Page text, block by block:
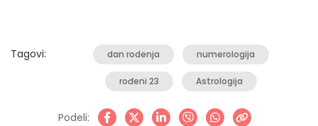
Tagovi: dan rodenja numerologija
rođeni 23 Astrologija
Podeli: